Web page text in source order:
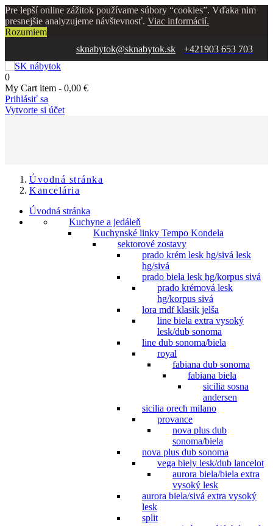
Pre lepší online zážitok používame súbory “cookies”. Vďaka nim
presnejšie analyzujeme návštevnosť. Viac informácií.
Rozumiem
sknabytok@sknabytok.sk
+421903 653 703
0
My Cart item - 0,00 €
Prihlásiť sa
Vytvorte si účet
Úvodná stránka
Kancelária
Úvodná stránka
Kuchyne a jedáleň
Kuchynské linky Tempo Kondela
sektorové zostavy
prado krém lesk hg/sivá lesk
hg/sivá
prado biela lesk hg/korpus sivá
prado krémová lesk
hg/korpus sivá
lora mdf klasik jelša
line biela extra vysoký
lesk/dub sonoma
line dub sonoma/biela
royal
fabiana dub sonoma
fabiana biela
sicilia sosna
andersen
sicilia orech milano
provance
nova plus dub
sonoma/biela
nova plus dub sonoma
vega biely lesk/dub lancelot
aurora biela/biela extra
vysoký lesk
aurora biela/sivá extra vysoký
lesk
split